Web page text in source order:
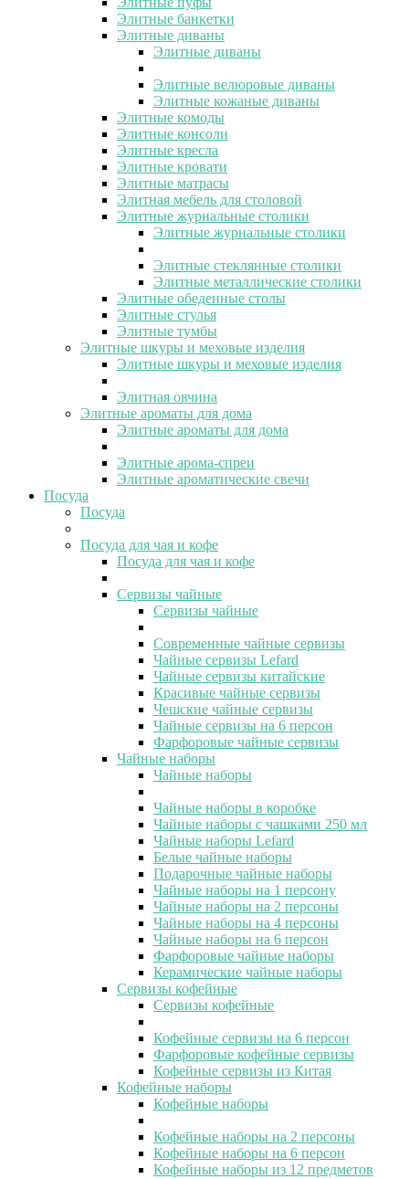
Элитные банкетки
Элитные диваны
Элитные диваны
Элитные велюровые диваны
Элитные кожаные диваны
Элитные комоды
Элитные консоли
Элитные кресла
Элитные кровати
Элитные матрасы
Элитная мебель для столовой
Элитные журнальные столики
Элитные журнальные столики
Элитные стеклянные столики
Элитные металлические столики
Элитные обеденные столы
Элитные стулья
Элитные тумбы
Элитные шкуры и меховые изделия
Элитные шкуры и меховые изделия
Элитная овчина
Элитные ароматы для дома
Элитные ароматы для дома
Элитные арома-спреи
Элитные ароматические свечи
Посуда
Посуда
Посуда для чая и кофе
Посуда для чая и кофе
Сервизы чайные
Сервизы чайные
Современные чайные сервизы
Чайные сервизы Lefard
Чайные сервизы китайские
Красивые чайные сервизы
Чешские чайные сервизы
Чайные сервизы на 6 персон
Фарфоровые чайные сервизы
Чайные наборы
Чайные наборы
Чайные наборы в коробке
Чайные наборы с чашками 250 мл
Чайные наборы Lefard
Белые чайные наборы
Подарочные чайные наборы
Чайные наборы на 1 персону
Чайные наборы на 2 персоны
Чайные наборы на 4 персоны
Чайные наборы на 6 персон
Фарфоровые чайные наборы
Керамические чайные наборы
Сервизы кофейные
Сервизы кофейные
Кофейные сервизы на 6 персон
Фарфоровые кофейные сервизы
Кофейные сервизы из Китая
Кофейные наборы
Кофейные наборы
Кофейные наборы на 2 персоны
Кофейные наборы на 6 персон
Кофейные наборы из 12 предметов